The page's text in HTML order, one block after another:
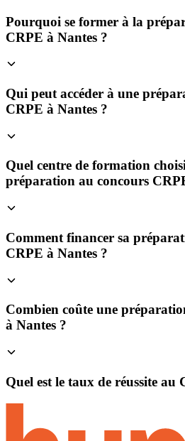
Pourquoi se former à la
CRPE à Nantes ?
Qui peut accéder à une
CRPE à Nantes ?
Quel centre de formation
préparation au concours
Comment financer sa
CRPE à Nantes ?
Combien coûte une
à Nantes ?
Quel est le taux de réussite au